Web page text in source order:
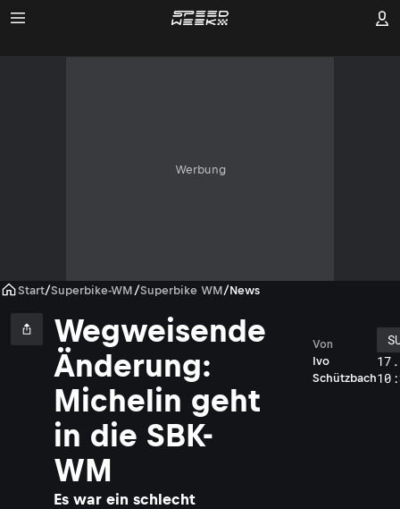
Werbung
Start/Superbike-WM /Superbike WM/News
Wegweisende
Änderung:
Michelin geht
in die SBK-
WM
Es war ein schlecht
Ivo
Schützbach
Von